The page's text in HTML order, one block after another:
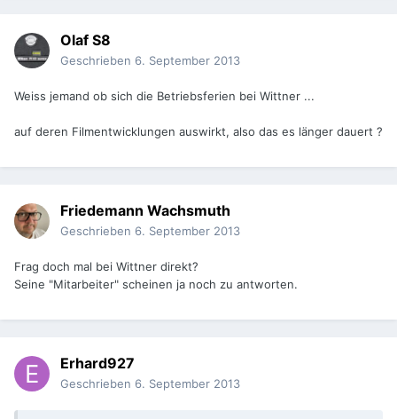
Olaf S8
Geschrieben 6. September 2013
Weiss jemand ob sich die Betriebsferien bei Wittner ...
auf deren Filmentwicklungen auswirkt, also das es länger dauert ?
Friedemann Wachsmuth
Geschrieben 6. September 2013
Frag doch mal bei Wittner direkt?
Seine "Mitarbeiter" scheinen ja noch zu antworten.
Erhard927
Geschrieben 6. September 2013